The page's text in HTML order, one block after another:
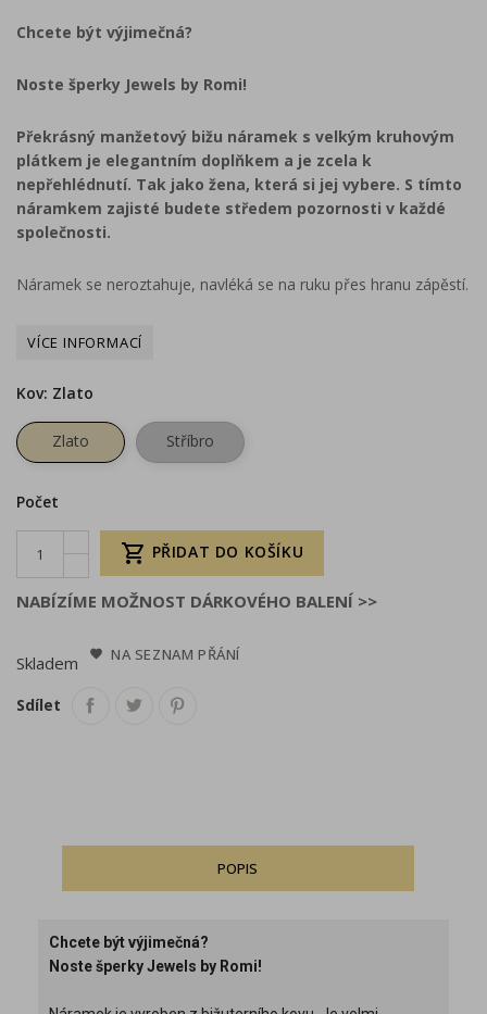
Chcete být výjimečná?
Noste šperky Jewels by Romi!
Překrásný manžetový bižu náramek s velkým kruhovým
plátkem je elegantním doplňkem a je zcela k
nepřehlédnutí. Tak jako žena, která si jej vybere. S tímto
náramkem zajisté budete středem pozornosti v každé
společnosti.
Náramek se neroztahuje, navléká se na ruku přes hranu zápěstí.
Kov: Zlato
Zlato Stříbro
Počet
 PŘIDAT DO KOŠÍKU
NABÍZÍME MOŽNOST DÁRKOVÉHO BALENÍ >>
Skladem NA SEZNAM PŘÁNÍ
Sdílet
POPIS
Chcete být výjimečná?
Noste šperky Jewels by Romi!